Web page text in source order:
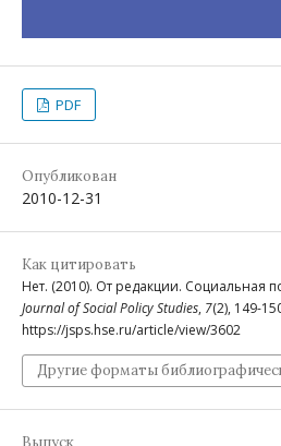
PDF
Опубликован
2010-12-31
Как цитировать
Нет. (2010). От редакции. Социальная
Journal of Social Policy Studies, 7(2), 149-
https://jsps.hse.ru/article/view/3602
Другие форматы
Выпуск